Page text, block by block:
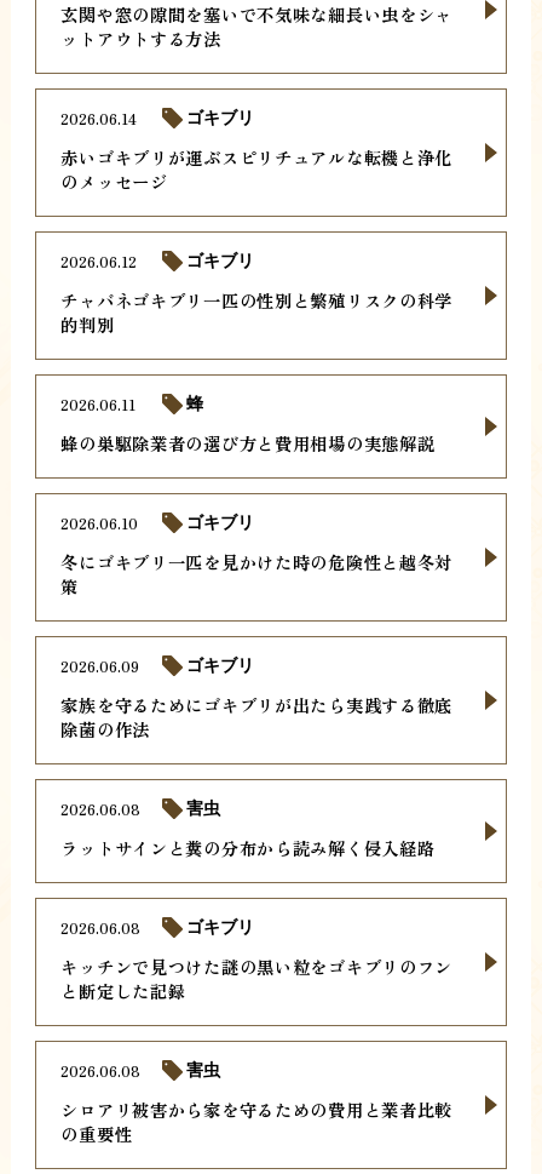
玄関や窓の隙間を塞いで不気味な細長い虫をシャ
ットアウトする方法
赤いゴキブリが運ぶスピリチュアルな転機と浄化
のメッセージ
2026.06.14 ゴキブリ
チャバネゴキブリ一匹の性別と繁殖リスクの科学
的判別
2026.06.12 ゴキブリ
蜂の巣駆除業者の選び方と費用相場の実態解説
2026.06.11 蜂
冬にゴキブリ一匹を見かけた時の危険性と越冬対
策
2026.06.10 ゴキブリ
家族を守るためにゴキブリが出たら実践する徹底
除菌の作法
2026.06.09 ゴキブリ
ラットサインと糞の分布から読み解く侵入経路
2026.06.08 害虫
キッチンで見つけた謎の黒い粒をゴキブリのフン
と断定した記録
2026.06.08 ゴキブリ
シロアリ被害から家を守るための費用と業者比較
の重要性
2026.06.08 害虫